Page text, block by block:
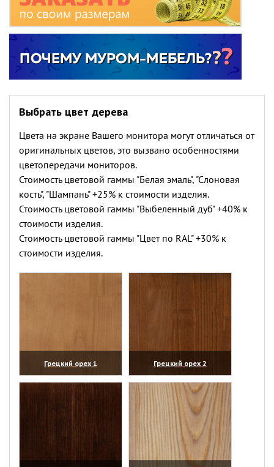
Выбрать цвет дерева
Цвета на экране Вашего монитора могут отличаться от
оригинальных цветов, это вызвано особенностями
цветопередачи мониторов.
Стоимость цветовой гаммы "Белая эмаль", "Слоновая
кость", "Шампань" +25% к стоимости изделия.
Стоимость цветовой гаммы "Выбеленный дуб" +40% к
стоимости изделия.
Стоимость цветовой гаммы "Цвет по RAL" +30% к
стоимости изделия.
Грецкий орех 1
(увеличить)
Грецкий орех 2
(увеличить)